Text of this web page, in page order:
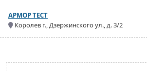
АРМОР ТЕСТ
Королев г., Дзержинского ул., д. 3/2